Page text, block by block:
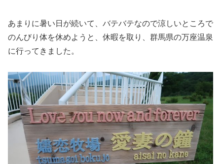
あまりに暑い日が続いて、バテバテなので涼しいところで
のんびり体を休めようと、休暇を取り、群馬県の万座温泉
に行ってきました。